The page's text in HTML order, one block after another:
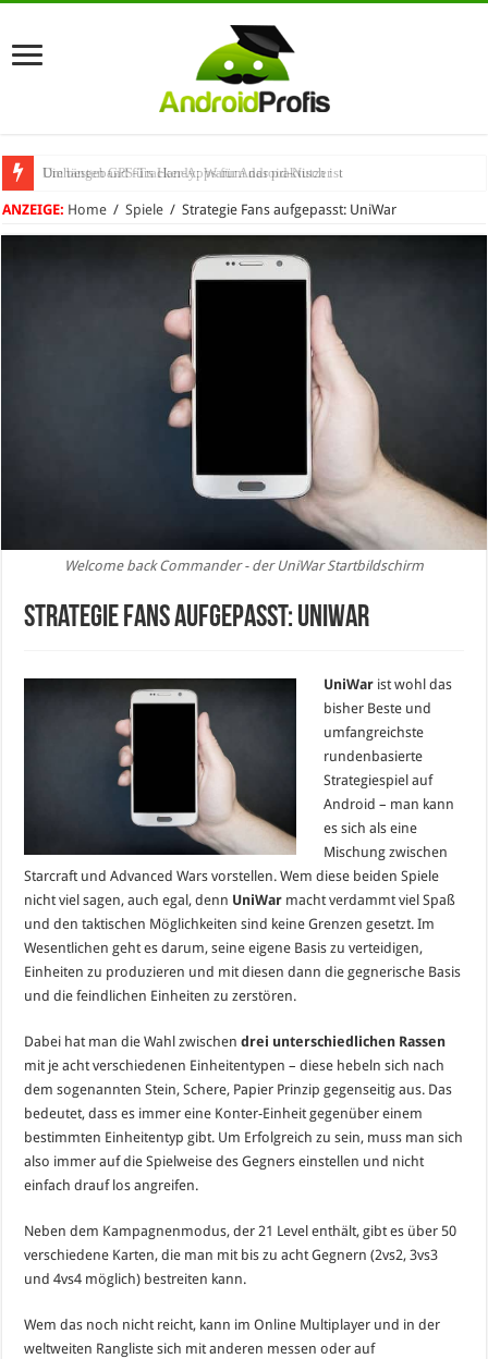
Umhängeband fürs Handy: Warum das praktisch ist
ANZEIGE: Home / Spiele / Strategie Fans aufgepasst: UniWar
Welcome back Commander - der UniWar Startbildschirm
Strategie Fans aufgepasst: UniWar
UniWar ist wohl das
bisher Beste und
umfangreichste
rundenbasierte
Strategiespiel auf
Android – man kann
es sich als eine
Mischung zwischen
Starcraft und Advanced Wars vorstellen. Wem diese beiden Spiele
nicht viel sagen, auch egal, denn UniWar macht verdammt viel Spaß
und den taktischen Möglichkeiten sind keine Grenzen gesetzt. Im
Wesentlichen geht es darum, seine eigene Basis zu verteidigen,
Einheiten zu produzieren und mit diesen dann die gegnerische Basis
und die feindlichen Einheiten zu zerstören.
Dabei hat man die Wahl zwischendrei unterschiedlichen Rassen
mit je acht verschiedenen Einheitentypen – diese hebeln sich nach
dem sogenannten Stein, Schere, Papier Prinzip gegenseitig aus. Das
bedeutet, dass es immer eine Konter-Einheit gegenüber einem
bestimmten Einheitentyp gibt. Um Erfolgreich zu sein, muss man sich
also immer auf die Spielweise des Gegners einstellen und nicht
einfach drauf los angreifen.
Neben dem Kampagnenmodus, der 21 Level enthält, gibt es über 50
verschiedene Karten, die man mit bis zu acht Gegnern (2vs2, 3vs3
und 4vs4 möglich) bestreiten kann.
Wem das noch nicht reicht, kann im Online Multiplayer und in der
weltweiten Rangliste sich mit anderen messen oder auf